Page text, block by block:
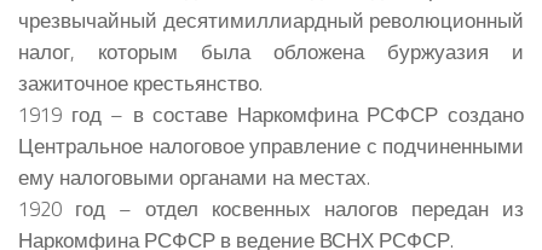
чрезвычайный десятимиллиардный революционный
налог, которым была обложена буржуазия и
зажиточное крестьянство.
1919 год – в составе Наркомфина РСФСР создано
Центральное налоговое управление с подчиненными
ему налоговыми органами на местах.
1920 год – отдел косвенных налогов передан из
Наркомфина РСФСР в ведение ВСНХ РСФСР.